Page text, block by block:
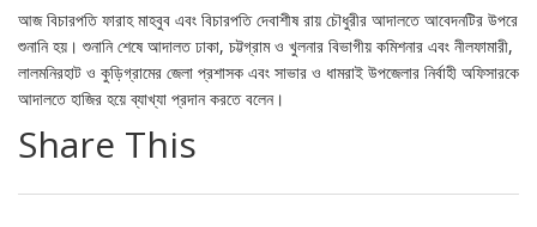
আজ বিচারপতি ফারাহ মাহবুব এবং বিচারপতি দেবাশীষ রায় চৌধুরীর আদালতে আবেদনটির উপরে
শুনানি হয়। শুনানি শেষে আদালত ঢাকা, চট্টগ্রাম ও খুলনার বিভাগীয় কমিশনার এবং নীলফামারী,
লালমনিরহাট ও কুড়িগ্রামের জেলা প্রশাসক এবং সাভার ও ধামরাই উপজেলার নির্বাহী অফিসারকে
আদালতে হাজির হয়ে ব্যাখ্যা প্রদান করতে বলেন।
Share This